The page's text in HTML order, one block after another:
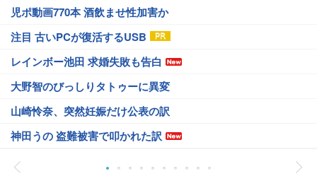
児ポ動画770本 酒飲ませ性加害か
注目 古いPCが復活するUSB
レインボー池田 求婚失敗も告白
大野智のびっしりタトゥーに異変
山崎怜奈、突然妊娠だけ公表の訳
神田うの 盗難被害で叩かれた訳